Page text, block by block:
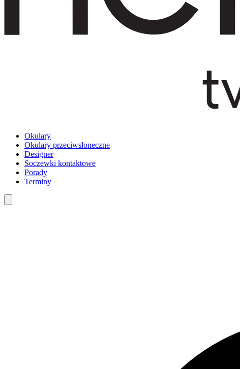
Okulary
Okulary przeciwsłoneczne
Designer
Soczewki kontaktowe
Porady
Terminy